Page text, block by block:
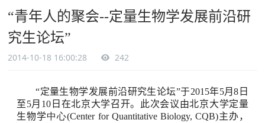
“青年人的聚会--定量生物学发展前沿研
究生论坛”
2014-10-18 16:00:28 242
“定量生物学发展前沿研究生论坛”于2015年5月8 日
至5月 10 日在北京大学召开。此次会议由北京大学定量
生物学中心(Center for Quantitative Biology, CQB)主办，